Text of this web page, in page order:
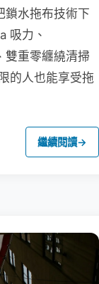
鎖水拖布技術下
吸力、
雙重零纏繞清掃
的人也能享受拖
繼續閱讀→